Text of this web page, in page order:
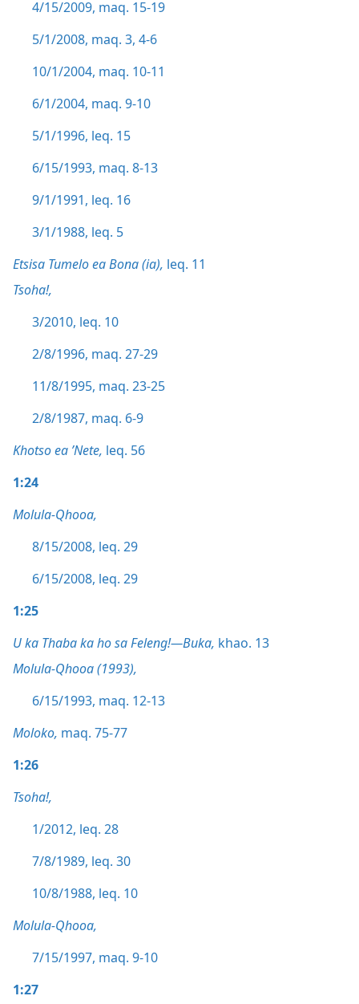
4/15/2009, maq. 15-19
5/1/2008, maq. 3, 4-6
10/1/2004, maq. 10-11
6/1/2004, maq. 9-10
5/1/1996, leq. 15
6/15/1993, maq. 8-13
9/1/1991, leq. 16
3/1/1988, leq. 5
Etsisa Tumelo ea Bona (ia), leq. 11
Tsoha!,
3/2010, leq. 10
2/8/1996, maq. 27-29
11/8/1995, maq. 23-25
2/8/1987, maq. 6-9
Khotso ea ’Nete, leq. 56
1:24
Molula-Qhooa,
8/15/2008, leq. 29
6/15/2008, leq. 29
1:25
U ka Thaba ka ho sa Feleng!—Buka, khao. 13
Molula-Qhooa (1993),
6/15/1993, maq. 12-13
Moloko, maq. 75-77
1:26
Tsoha!,
1/2012, leq. 28
7/8/1989, leq. 30
10/8/1988, leq. 10
Molula-Qhooa,
7/15/1997, maq. 9-10
1:27